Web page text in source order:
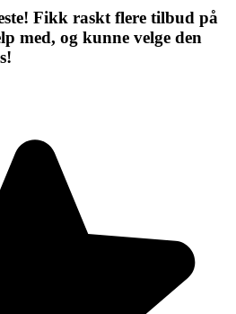
Fikk raskt flere tilbud på
med, og kunne velge den